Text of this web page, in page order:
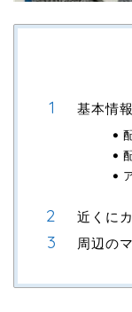
基本情報
近くに
周辺の